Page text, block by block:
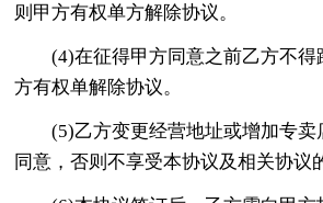
则甲方有权单方解除协议。
(4)在征得甲方同意之前乙方不得
方有权单解除协议。
(5)乙方变更经营地址或增加专
同意，否则不享受本协议及相关协议